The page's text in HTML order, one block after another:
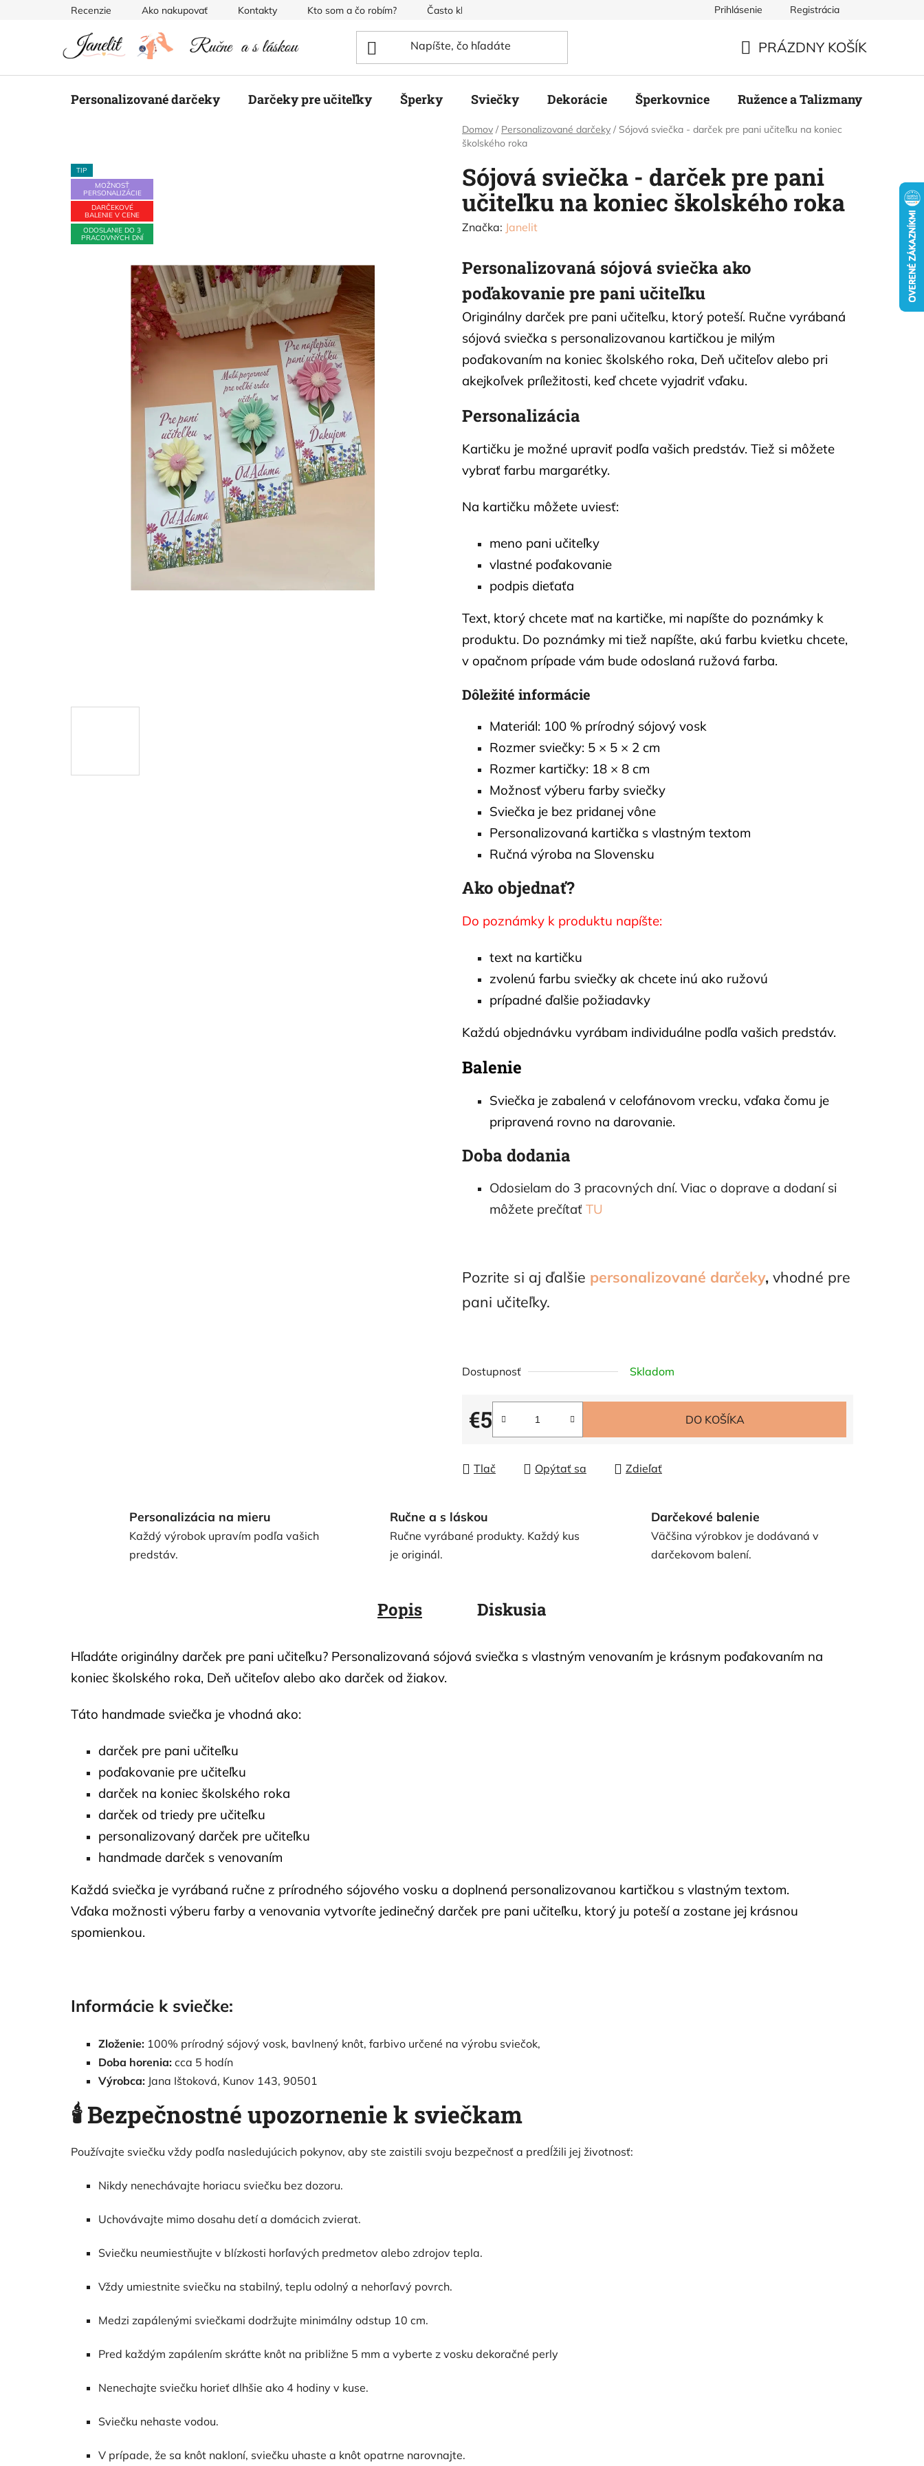
Recenzie Ako nakupovať Kontakty Kto som a čo robím? Často kladené otázky Podmienky ochrany osobných údajov
Prihlásenie Registrácia
KOŠÍK
PRÁZDNY KOŠÍK
Personalizované darčeky Darčeky pre učiteľky Šperky Sviečky Dekorácie Šperkovnice Ružence a Talizmany
Domov / Personalizované darčeky / Sójová sviečka - darček pre pani učiteľku na koniec
školského roka
Sójová sviečka - darček pre pani
učiteľku na koniec školského roka
Značka: Janelit
Personalizovaná sójová sviečka ako
poďakovanie pre pani učiteľku
Originálny darček pre pani učiteľku, ktorý poteší. Ručne vyrábaná
sójová sviečka s personalizovanou kartičkou je milým
poďakovaním na koniec školského roka, Deň učiteľov alebo pri
akejkoľvek príležitosti, keď chcete vyjadriť vďaku.
Personalizácia
Kartičku je možné upraviť podľa vašich predstáv. Tiež si môžete
vybrať farbu margarétky.
Na kartičku môžete uviesť:
meno pani učiteľky
vlastné poďakovanie
podpis dieťaťa
Text, ktorý chcete mať na kartičke, mi napíšte do poznámky k
produktu. Do poznámky mi tiež napíšte, akú farbu kvietku chcete,
v opačnom prípade vám bude odoslaná ružová farba.
Dôležité informácie
Materiál: 100 % prírodný sójový vosk
Rozmer sviečky: 5 × 5 × 2 cm
Rozmer kartičky: 18 × 8 cm
Možnosť výberu farby sviečky
Sviečka je bez pridanej vône
Personalizovaná kartička s vlastným textom
Ručná výroba na Slovensku
Ako objednať?
Do poznámky k produktu napíšte:
text na kartičku
zvolenú farbu sviečky ak chcete inú ako ružovú
prípadné ďalšie požiadavky
Každú objednávku vyrábam individuálne podľa vašich predstáv.
Balenie
Sviečka je zabalená v celofánovom vrecku, vďaka čomu je
pripravená rovno na darovanie.
Doba dodania
Odosielam do 3 pracovných dní. Viac o doprave a dodaní si
môžete prečítať TU
Pozrite si aj ďalšie personalizované darčeky, vhodné pre
pani učiteľky.
Dostupnosť Skladom
€5
Jednotková cena:
DO KOŠÍKA
Tlač Opýtať sa Zdieľať
TIP
MOŽNOSŤ
PERSONALIZÁCIE
DARČEKOVÉ
BALENIE V CENE
ODOSLANIE DO 3
PRACOVNÝCH DNÍ
Personalizácia na mieru
Každý výrobok upravím podľa vašich
predstáv.
Ručne a s láskou
Ručne vyrábané produkty. Každý kus
je originál.
Darčekové balenie
Väčšina výrobkov je dodávaná v
darčekovom balení.
Popis Diskusia
Hľadáte originálny darček pre pani učiteľku? Personalizovaná sójová sviečka s vlastným venovaním je krásnym poďakovaním na
koniec školského roka, Deň učiteľov alebo ako darček od žiakov.
Táto handmade sviečka je vhodná ako:
darček pre pani učiteľku
poďakovanie pre učiteľku
darček na koniec školského roka
darček od triedy pre učiteľku
personalizovaný darček pre učiteľku
handmade darček s venovaním
Každá sviečka je vyrábaná ručne z prírodného sójového vosku a doplnená personalizovanou kartičkou s vlastným textom.
Vďaka možnosti výberu farby a venovania vytvoríte jedinečný darček pre pani učiteľku, ktorý ju poteší a zostane jej krásnou
spomienkou.
Informácie k sviečke:
Zloženie: 100% prírodný sójový vosk, bavlnený knôt, farbivo určené na výrobu sviečok,
Doba horenia: cca 5 hodín
Výrobca: Jana Ištoková, Kunov 143, 90501
🕯️ Bezpečnostné upozornenie k sviečkam
Používajte sviečku vždy podľa nasledujúcich pokynov, aby ste zaistili svoju bezpečnosť a predĺžili jej životnosť:
Nikdy nenechávajte horiacu sviečku bez dozoru.
Uchovávajte mimo dosahu detí a domácich zvierat.
Sviečku neumiestňujte v blízkosti horľavých predmetov alebo zdrojov tepla.
Vždy umiestnite sviečku na stabilný, teplu odolný a nehorľavý povrch.
Medzi zapálenými sviečkami dodržujte minimálny odstup 10 cm.
Pred každým zapálením skráťte knôt na približne 5 mm a vyberte z vosku dekoračné perly
Nenechajte sviečku horieť dlhšie ako 4 hodiny v kuse.
Sviečku nehaste vodou.
V prípade, že sa knôt nakloní, sviečku uhaste a knôt opatrne narovnajte.